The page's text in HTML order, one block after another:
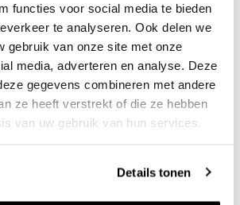
functies voor social media te bieden
te analyseren. Ook delen we
gebruik van onze site met onze
media, adverteren en analyse. Deze
gegevens combineren met andere
ze heeft verstrekt of die ze hebben
van uw gebruik van hun services.
Details tonen
& inspiratie in Vineé Vineuse